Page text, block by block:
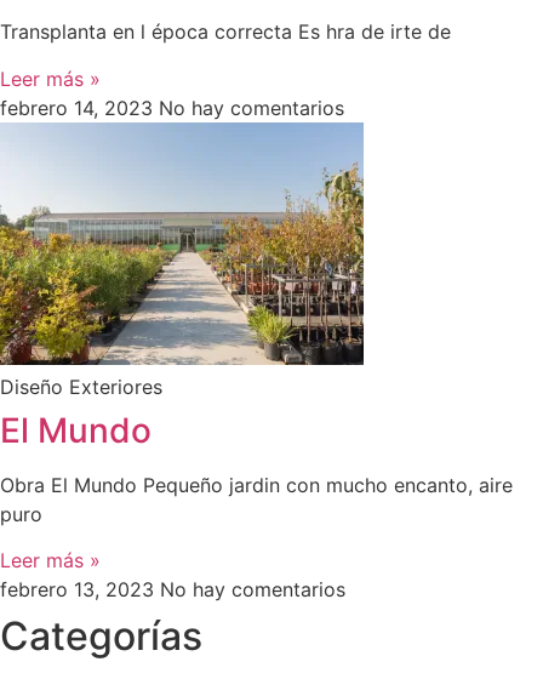
Transplanta en l época correcta Es hra de irte de
Leer más »
febrero 14, 2023 No hay comentarios
Diseño Exteriores
El Mundo
Obra El Mundo Pequeño jardin con mucho encanto, aire
puro
Leer más »
febrero 13, 2023 No hay comentarios
Categorías